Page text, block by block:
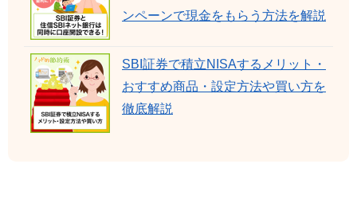
ンペーンで現金をもらう方法を解説
SBI証券で積立NISAするメリット・
おすすめ商品・設定方法や買い方を
徹底解説